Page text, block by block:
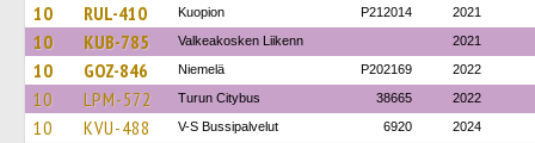
10 RUL-410 Kuopion P212014 2021
10 KUB-785 Valkeakosken Liikenn 2021
10 GOZ-846 Niemelä P202169 2022
10 LPM-572 Turun Citybus 38665 2022
10 KVU-488 V-S Bussipalvelut 6920 2024